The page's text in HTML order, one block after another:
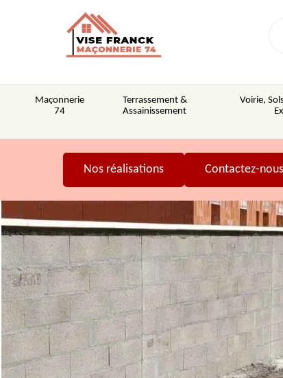
Maçonnerie
74
Terrassement &
Assainissement
Voirie,
Nos réalisations Contactez-nous